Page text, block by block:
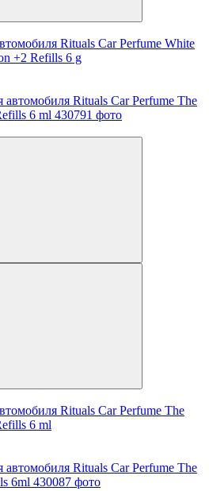
Rituals ​Car Perfume ​White
+2 Refills 6 g
Rituals ​Car Perfume The
6 ml